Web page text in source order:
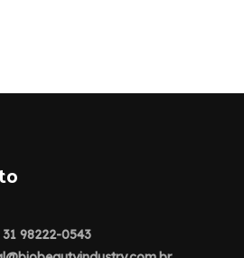
31 98222-0543